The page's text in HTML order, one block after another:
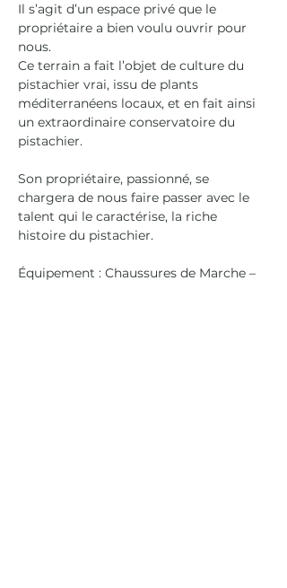
Il s’agit d’un espace privé que le
propriétaire a bien voulu ouvrir pour
nous.
Ce terrain a fait l’objet de culture du
pistachier vrai, issu de plants
méditerranéens locaux, et en fait ainsi
un extraordinaire conservatoire du
pistachier.
Son propriétaire, passionné, se
chargera de nous faire passer avec le
talent qui le caractérise, la riche
histoire du pistachier.
Équipement : Chaussures de Marche –